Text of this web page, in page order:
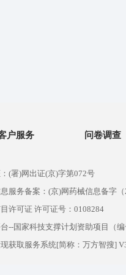
户服务 问卷调查
(署)网出证(京)字第072号
服务备案：(京)网药械信息备字
许可证 许可证号：0108284
--国家科技支撑计划资助项目（编
获取服务系统[简称：万方智搜]